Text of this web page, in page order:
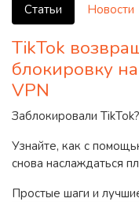
Статьи Новости
TikTok
блокировку
VPN
Заблокировали
Узнайте, как с
снова наслаждаться
Простые шаги и